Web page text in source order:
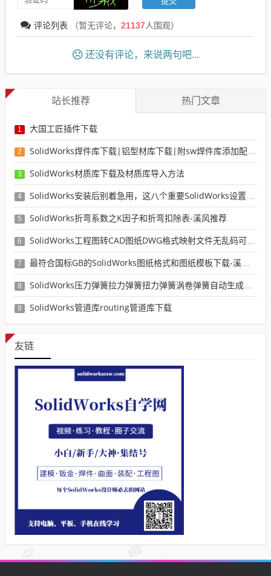
评论列表 （暂无评论， 21137人围观）
还没有评论，来说两句吧...
站长推荐 热门文章
1 大国工匠插件下载
2 SolidWorks焊件库下载|铝型材库下载|附sw焊件库添加配置使用教程
3 SolidWorks材质库下载及材质库导入方法
4 SolidWorks安装后别着急用，这八个重要SolidWorks设置可以提高你的画图效率
5 SolidWorks折弯系数之K因子和折弯扣除表-溪风推荐
6 SolidWorks工程图转CAD图纸DWG格式映射文件无乱码可分层-溪风亲测推荐
7 最符合国标GB的SolidWorks图纸格式和图纸模板下载-溪风专用版
8 SolidWorks压力弹簧拉力弹簧扭力弹簧涡卷弹簧自动生成宏程序下载
9 SolidWorks管道库routing管道库下载
友链